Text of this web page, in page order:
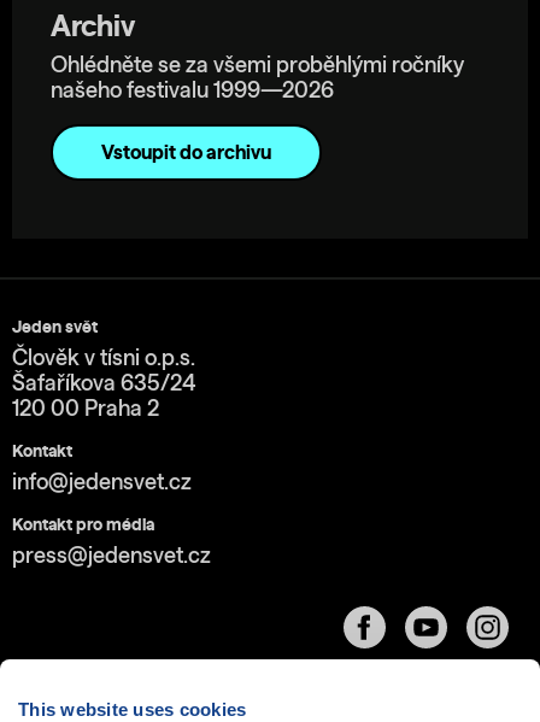
This website uses cookies
Archiv
Ohlédněte se za všemi proběhlými ročníky
našeho festivalu 1999—2026
Vstoupit do archivu
Jeden svět
Člověk v tísni o.p.s.
Šafaříkova 635/24
120 00 Praha 2
Kontakt
info@jedensvet.cz
Kontakt pro média
press@jedensvet.cz